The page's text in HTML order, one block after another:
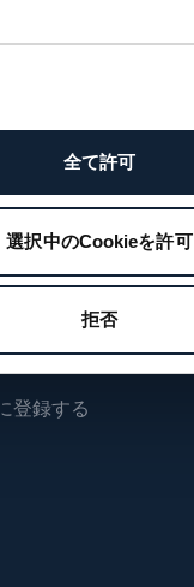
全て許可
選択中のCookieを許可
拒否
登録する